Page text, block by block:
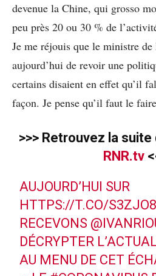
devenue la Chine, qui grosso
peu près 20 ou 30 % de
Je me réjouis que le ministre de
aujourd’hui de revoir une
certains disaient en effet qu’il
façon. Je pense qu’il faut le
>>> Retrouvez la suite
RNR.tv
AUJOURD’HUI SUR
HTTPS://T.CO/
RECEVONS
DÉCRYPTER
AU MENU DE CET